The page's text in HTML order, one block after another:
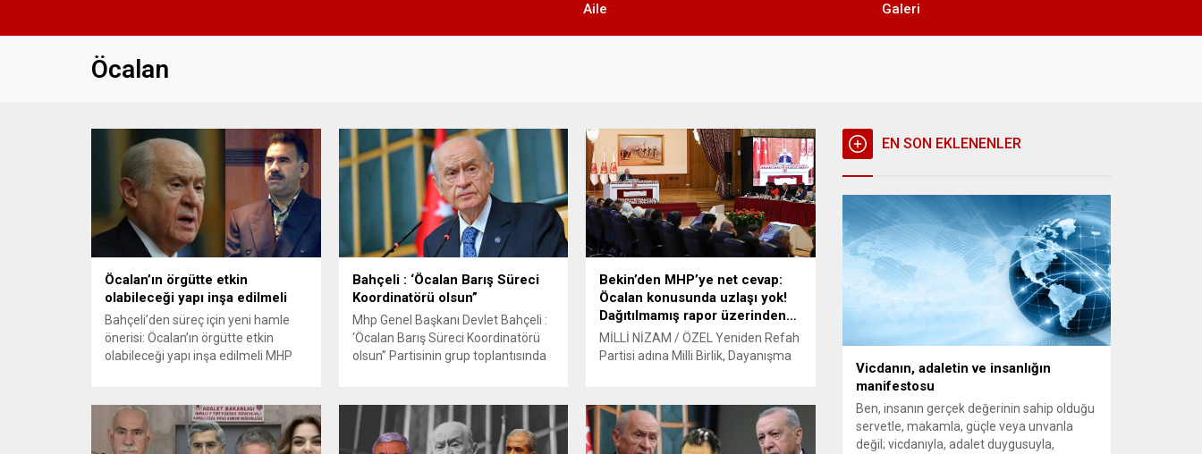
Aile Galeri
Öcalan
Öcalan’ın örgütte etkin
olabileceği yapı inşa edilmeli
Bahçeli’den süreç için yeni hamle
önerisi: Öcalan’ın örgütte etkin
olabileceği yapı inşa edilmeli MHP
bir stratejik hamleye ihtiyaç
olduğunu vurguladı. Bahçeli,
Öcalan’ın hukuki mahkumiyet
Bahçeli : ‘Öcalan Barış Süreci
Koordinatörü olsun”
Mhp Genel Başkanı Devlet Bahçeli :
‘Öcalan Barış Süreci Koordinatörü
olsun” Partisinin grup toplantısında
Öcalan’ın statüsü için “Barış Süreci
ve Siyasallaşma Koordinatörlüğü”
ismini önerdi. Bahçeli, grup
Bekin’den MHP’ye net cevap:
Öcalan konusunda uzlaşı yok!
Dağıtılmamış rapor üzerinden…
MİLLİ NİZAM / ÖZEL Yeniden Refah
Partisi adına Milli Birlik, Dayanışma
MHP’li komisyon üyesi Fethi Yıldız’ın
PKK terör örgütü lideri Abdullah
Öcalan’a ilişkin “Umut Hakkı”
EN SON EKLENENLER
Vicdanın, adaletin ve insanlığın
manifestosu
Ben, insanın gerçek değerinin sahip olduğu
servetle, makamla, güçle veya unvanla
değil; vicdanıyla, adalet duygusuyla,